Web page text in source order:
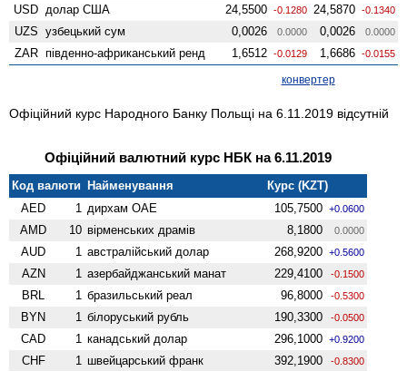
USD долар США 24,5500 -0.1280 24,5870 -0.1340
UZS узбецький сум 0,0026 0.0000 0,0026 0.0000
ZAR південно-африканський ренд 1,6512 -0.0129 1,6686 -0.0155
конвертер
Офіційний курс Народного Банку Польщі на 6.11.2019 відсутній
Офіційний валютний курс НБК на 6.11.2019
Код валюти Найменування
Курс (KZT)
AED
1 дирхам ОАЕ 105,7500 +0.0600
AMD 10 вiрменських драмів 8,1800 0.0000
AUD 1 австралійський долар 268,9200 +0.5600
AZN 1 азербайджанський манат 229,4100 -0.1500
BRL 1 бразильський реал 96,8000 -0.5300
BYN 1 білоруський рубль 190,3300 -0.0500
CAD 1 канадський долар 296,1000 +0.9200
CHF 1 швейцарський франк 392,1900 -0.8300